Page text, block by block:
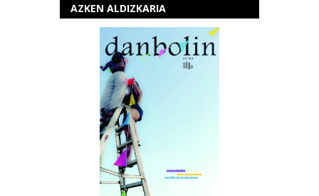
AZKEN ALDIZKARIA